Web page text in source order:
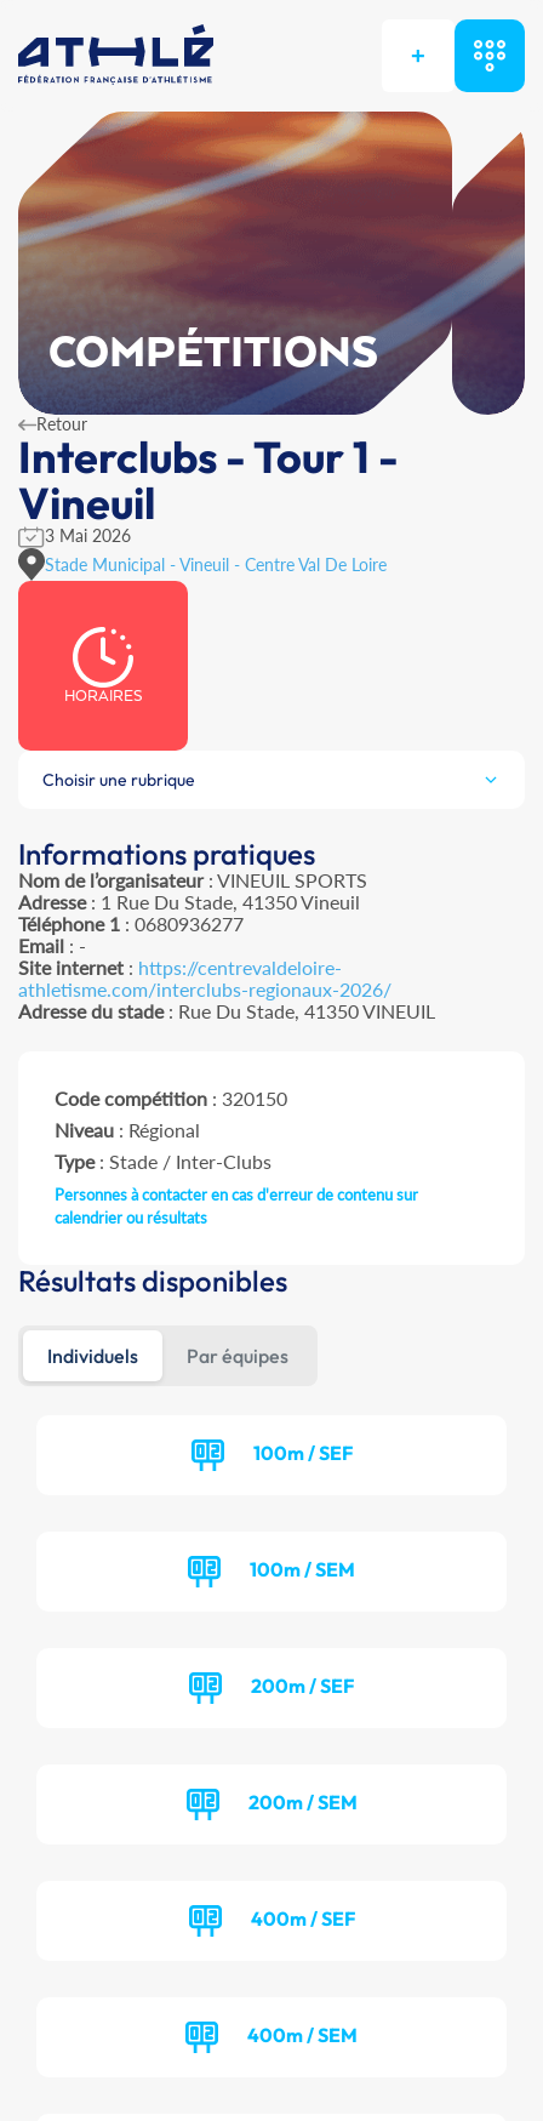
+
COMPÉTITIONS
Retour
Interclubs - Tour 1 -
Vineuil
3 Mai 2026
Stade Municipal - Vineuil - Centre Val De Loire
HORAIRES
Choisir une rubrique
Informations pratiques
Nom de l’organisateur: VINEUIL SPORTS
Adresse: 1 Rue Du Stade, 41350 Vineuil
Téléphone 1 : 0680936277
Email : -
Site internet : https://centrevaldeloire-
athletisme.com/interclubs-regionaux-2026/
Adresse du stade: Rue Du Stade, 41350 VINEUIL
Code compétition : 320150
Niveau : Régional
Type: Stade / Inter-Clubs
Personnes à contacter en cas d'erreur de contenu sur
calendrier ou résultats
Résultats disponibles
Individuels Par équipes
100m / SEF
100m / SEM
200m / SEF
200m / SEM
400m / SEF
400m / SEM